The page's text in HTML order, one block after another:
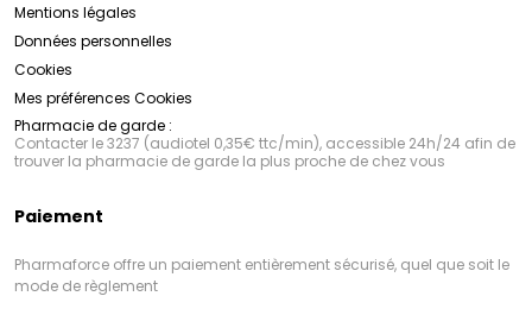
Mentions légales
Données personnelles
Cookies
Mes préférences Cookies
Pharmacie de garde :
Contacter le 3237 (audiotel 0,35€ ttc/min), accessible 24h/24 afin de
trouver la pharmacie de garde la plus proche de chez vous
Paiement
Pharmaforce offre un paiement entièrement sécurisé, quel que soit le
mode de règlement